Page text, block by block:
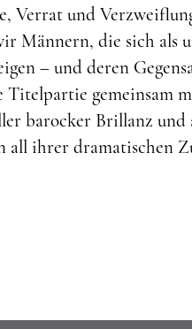
Verrat und
Männern, die sich als
– und deren
gemeinsam
barocker Brillanz
all ihrer dramatischen